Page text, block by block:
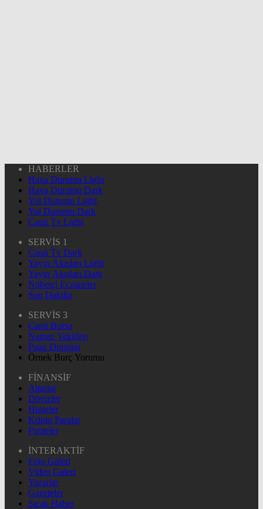
HABERLER
Hava Durumu Light
Hava Durumu Dark
Yol Durumu Light
Yol Durumu Dark
Canlı Tv Light
SERVİS 1
Canlı Tv Dark
Yayın Akışları Light
Yayın Akışları Dark
Nöbetçi Eczaneler
Son Dakika
SERVİS 3
Canlı Borsa
Namaz Vakitleri
Puan Durumu
Örnek Burç Yorumu
FİNANSİF
Altınlar
Dövizler
Hisseler
Kripto Paralar
Pariteler
İNTERAKTİF
Foto Galeri
Video Galeri
Yazarlar
Gazeteler
Sıcak Haber